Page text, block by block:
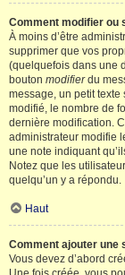
Comment modifier ou
À moins d’être
supprimer que vos
(quelquefois dans une
bouton modifierdu
message, un petit texte
modifié, le nombre de
dernière modification.
administrateur modifie
une note indiquant
Notez que les
quelqu’un y a répondu.
Haut
Comment ajouter une
Vous devez d’abord